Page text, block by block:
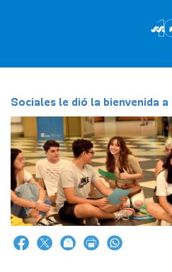
Sociales le dió la bienvenida